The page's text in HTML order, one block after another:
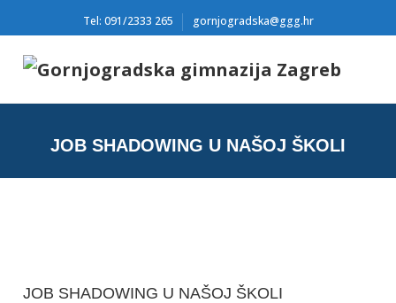
Tel: 091/2333 265 gornjogradska@ggg.hr
JOB SHADOWING U NAŠOJ ŠKOLI
JOB SHADOWING U NAŠOJ ŠKOLI